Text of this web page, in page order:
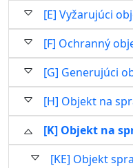
[E] Vyžarujúci
[F] Ochranný
[G] Generujúci
[H] Objekt na
[K] Objekt na
[KE] Objekt